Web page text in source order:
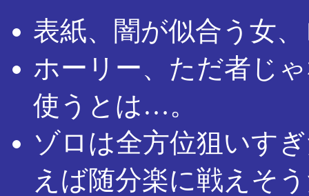
表紙、闇が似合う女
ホーリー、ただ者じ
使うとは…。
ゾロは全方位狙いす
えば随分楽に戦えそ